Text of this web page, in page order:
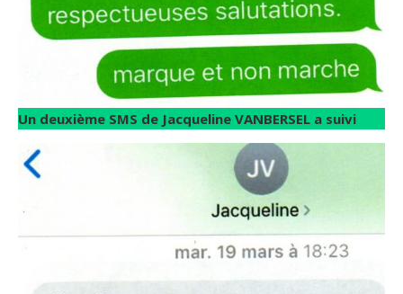
Un deuxième SMS de Jacqueline VANBERSEL a suivi